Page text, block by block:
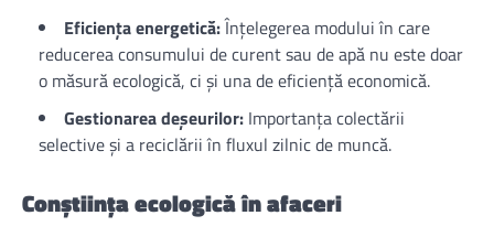
Eficiența energetică:Înțelegerea modului în care
reducerea consumului de curent sau de apă nu este doar
o măsură ecologică, ci și una de eficiență economică.
Gestionarea deșeurilor: Importanța colectării
selective și a reciclării în fluxul zilnic de muncă.
Conștiința ecologică în afaceri